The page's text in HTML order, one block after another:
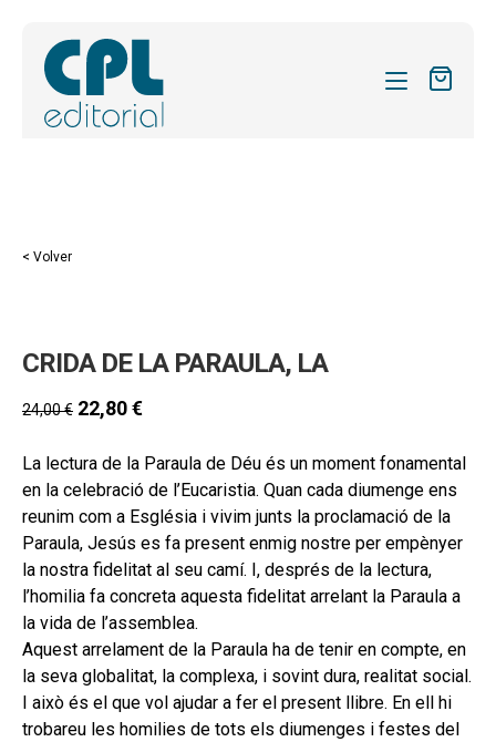
REVISTAS
hijo
menú
hijo
CONTACTO
MI CUENTA
BUSCAR
CAT
ESP
< Volver
CRIDA DE LA PARAULA, LA
24,00€ 22,80€
La lectura de la Paraula de Déu és un moment fonamental
en la celebració de l’Eucaristia. Quan cada diumenge ens
reunim com a Església i vivim junts la proclamació de la
Paraula, Jesús es fa present enmig nostre per empènyer
la nostra fidelitat al seu camí. I, després de la lectura,
l’homilia fa concreta aquesta fidelitat arrelant la Paraula a
la vida de l’assemblea.
Aquest arrelament de la Paraula ha de tenir en compte, en
la seva globalitat, la complexa, i sovint dura, realitat social.
I això és el que vol ajudar a fer el present llibre. En ell hi
trobareu les homilies de tots els diumenges i festes del